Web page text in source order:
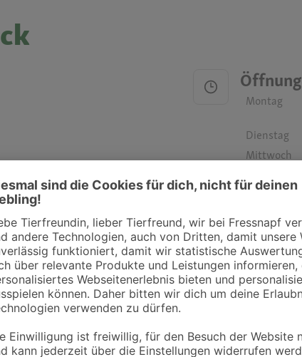
Montag
Dienstag
Mittwoch
Donnerstag
Freitag
Samstag
Sonntag
und Kliniken in deiner Nähe übersichtlich anzuzeigen.
in Kontakt zu treten. Bitte wende dich hierfür direkt an die jeweilige
der Dr. Fressnapf Tierarztsuche als Praxis gelistet werden oder Ihre